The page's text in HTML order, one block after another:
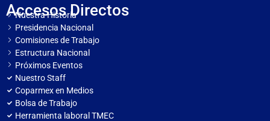
Accesos Directos
Nuestra Historia
Presidencia Nacional
Comisiones de Trabajo
Estructura Nacional
Próximos Eventos
Nuestro Staff
Coparmex en Medios
Bolsa de Trabajo
Herramienta laboral TMEC